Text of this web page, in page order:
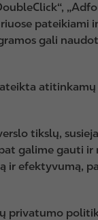
pateikiami
gali
atitinkamų
tikslų,
galime gauti
ir efektyvumą,
privatumo